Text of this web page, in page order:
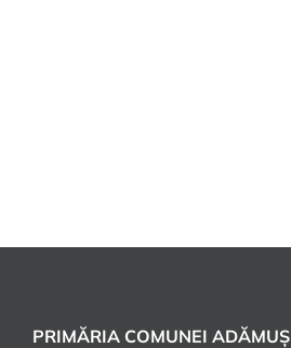
PRIMĂRIA COMUNEI ADĂMUȘ